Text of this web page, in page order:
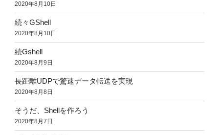
2020年8月10日
続々GShell
2020年8月10日
続Gshell
2020年8月9日
長距離UDPで驚速データ転送を実現
2020年8月8日
そうだ、Shellを作ろう
2020年8月7日